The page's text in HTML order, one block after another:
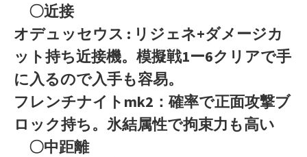
〇近接
オデュッセウス : リジェネ+ダメージカ
ット持ち近接機。模擬戦1ー6クリアで手
に入るので入手も容易。
フレンチナイトmk2：確率で正面攻撃ブ
ロック持ち。氷結属性で拘束力も高い
〇中距離